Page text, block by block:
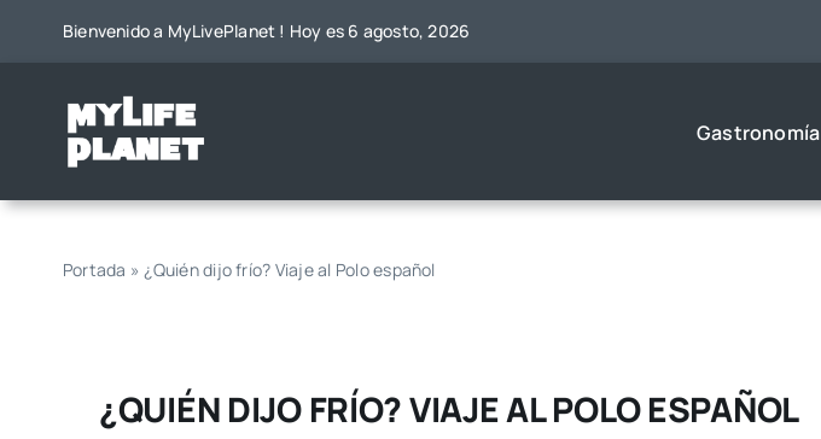
Bienvenido a MyLivePlanet ! Hoy es 6 agosto, 2026
Gastronomía
Portada »¿Quién dijo frío? Viaje al Polo español
¿QUIÉN DIJO FRÍO? VIAJE AL POLO ESPAÑOL